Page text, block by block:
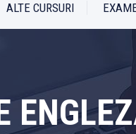
ALTE CURSURI